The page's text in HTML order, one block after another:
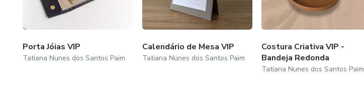
Porta Jóias VIP
Tatiana Nunes dos Santos Paim
Calendário de Mesa VIP
Tatiana Nunes dos Santos Paim
Costura Criativa VIP -
Bandeja Redonda
Tatiana Nunes dos Santos Paim